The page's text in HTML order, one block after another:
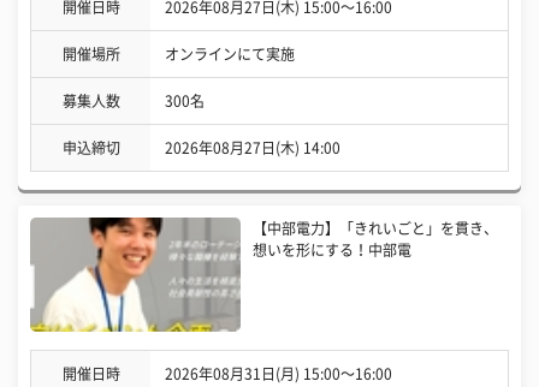
開催日時 2026年08月27日(木) 15:00〜16:00
開催場所 オンラインにて実施
募集人数 300名
申込締切 2026年08月27日(木) 14:00
【中部電力】「きれいごと」を貫き、
想いを形にする！中部電
開催日時 2026年08月31日(月) 15:00〜16:00